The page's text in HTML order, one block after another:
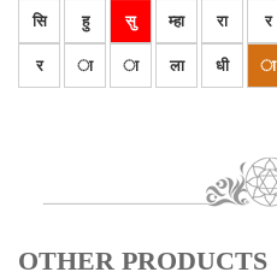
सि हु सु म्हा रा र
र ा ा ला धी ा
OTHER PRODUCTS